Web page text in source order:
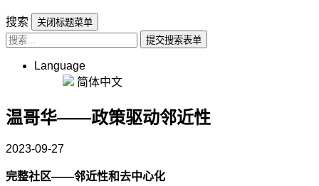
搜索
关闭标题菜单
提交搜索表单
Language
简体中文
温哥华——政策驱动邻近性
2023-09-27
完整社区——邻近性和去中心化